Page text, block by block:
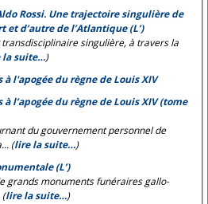
Rossi. Une trajectoire singulière de
transferts culturels de part et d’autre de l’Atlantique (L’)
singulière, à travers la
la suite…)
l'apogée du règne de Louis XIV
l’apogée du règne de Louis XIV (tome
du gouvernement personnel de
(lire la suite…)
(L’)
grands monuments funéraires gallo-
(lire la suite…)